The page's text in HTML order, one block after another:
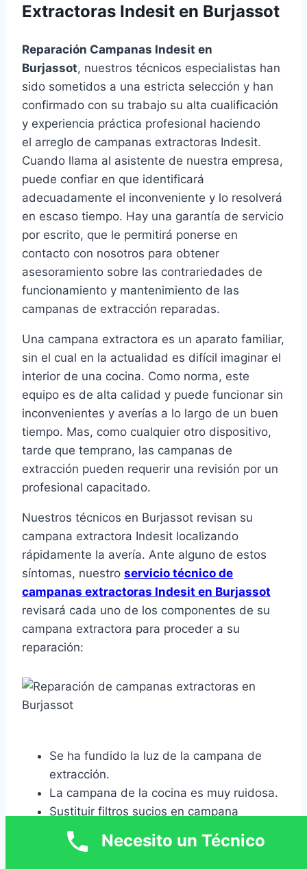
Extractoras Indesit en Burjassot
Reparación Campanas Indesit en
Burjassot, nuestros técnicos especialistas han
sido sometidos a una estricta selección y han
confirmado con su trabajo su alta cualificación
y experiencia práctica profesional haciendo
el arreglo de campanas extractoras Indesit.
Cuando llama al asistente de nuestra empresa,
puede confiar en que identificará
adecuadamente el inconveniente y lo resolverá
en escaso tiempo. Hay una garantía de servicio
por escrito, que le permitirá ponerse en
contacto con nosotros para obtener
asesoramiento sobre las contrariedades de
funcionamiento y mantenimiento de las
campanas de extracción reparadas.
Una campana extractora es un aparato familiar,
sin el cual en la actualidad es difícil imaginar el
interior de una cocina. Como norma, este
equipo es de alta calidad y puede funcionar sin
inconvenientes y averías a lo largo de un buen
tiempo. Mas, como cualquier otro dispositivo,
tarde que temprano, las campanas de
extracción pueden requerir una revisión por un
profesional capacitado.
Nuestros técnicos en Burjassot revisan su
campana extractora Indesit localizando
rápidamente la avería. Ante alguno de estos
síntomas, nuestro servicio técnico de
campanas extractoras Indesit en Burjassot
revisará cada uno de los componentes de su
campana extractora para proceder a su
reparación:
Se ha fundido la luz de la campana de
extracción.
La campana de la cocina es muy ruidosa.
Sustituir filtros sucios en campana
extractora.
Instalación de campanas de extracción
Necesito un Técnico